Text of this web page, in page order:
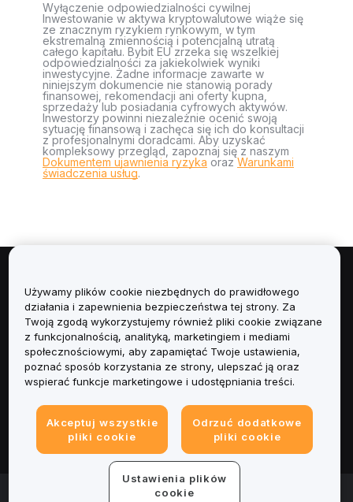
Wyłączenie odpowiedzialności cywilnej
Inwestowanie w aktywa kryptowalutowe wiąże się
ze znacznym ryzykiem rynkowym, w tym
ekstremalną zmiennością i potencjalną utratą
całego kapitału. Bybit EU zrzeka się wszelkiej
odpowiedzialności za jakiekolwiek wyniki
inwestycyjne. Żadne informacje zawarte w
niniejszym dokumencie nie stanowią porady
finansowej, rekomendacji ani oferty kupna,
sprzedaży lub posiadania cyfrowych aktywów.
Inwestorzy powinni niezależnie ocenić swoją
sytuację finansową i zachęca się ich do konsultacji
z profesjonalnymi doradcami. Aby uzyskać
kompleksowy przegląd, zapoznaj się z naszym
Dokumentem ujawnienia ryzyka orazWarunkami
świadczenia usług.
Informacje
Usługi
Obsługa Klienta
Informacje prawne
© 2025-2026 Bybit.eu. Wszystkie prawa zastrzeżone.
Używamy plików cookie niezbędnych do prawidłowego
działania i zapewnienia bezpieczeństwa tej strony. Za
Twoją zgodą wykorzystujemy również pliki cookie związane
z funkcjonalnością, analityką, marketingiem i mediami
społecznościowymi, aby zapamiętać Twoje ustawienia,
poznać sposób korzystania ze strony, ulepszać ją oraz
wspierać funkcje marketingowe i udostępniania treści.
Akceptuj wszystkie
pliki cookie
Odrzuć dodatkowe
pliki cookie
Ustawienia plików
cookie